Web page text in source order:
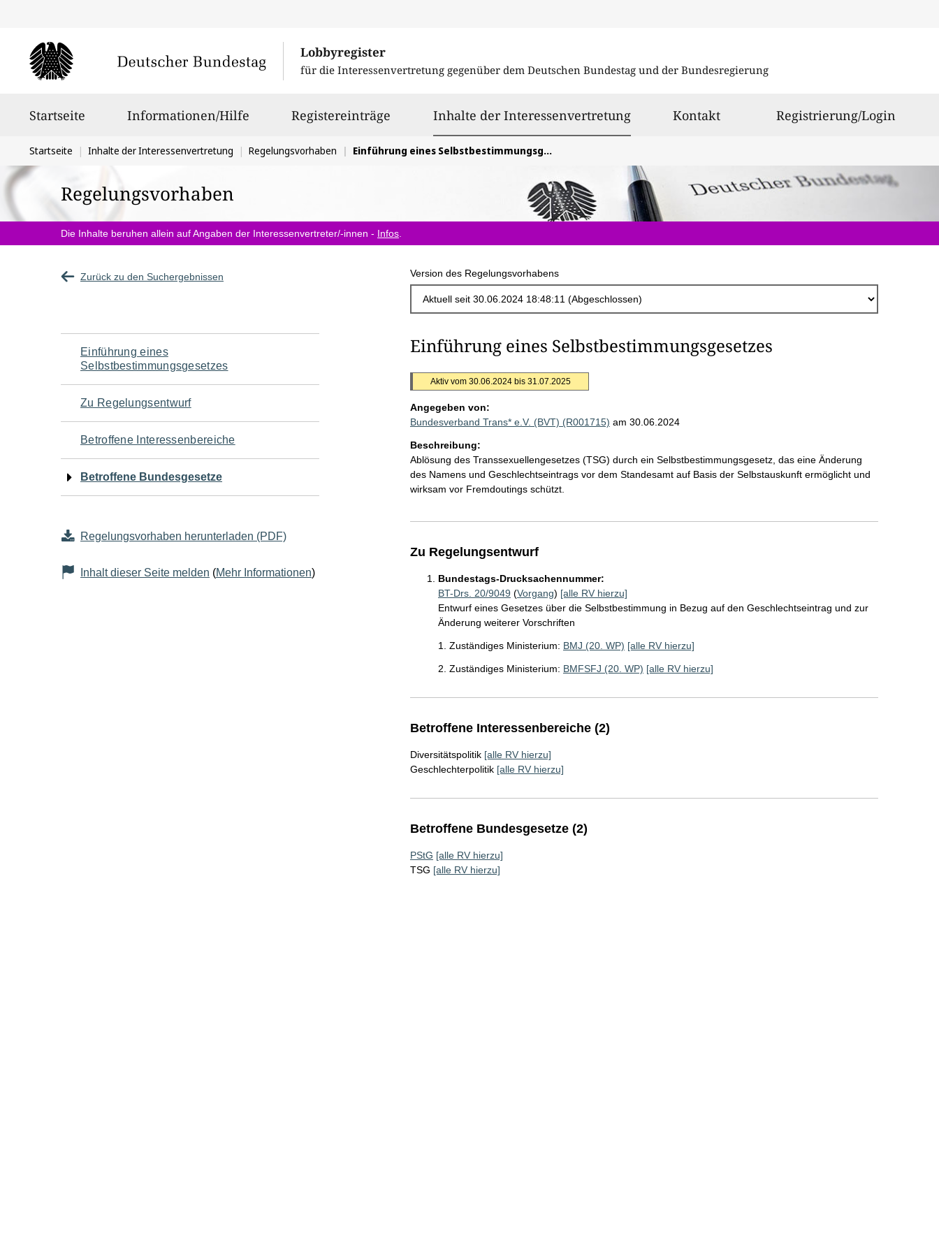
Lobbyregister
für die Interessenvertretung gegenüber dem Deutschen Bundestag und der Bundesregierung
Startseite Informationen/Hilfe Registereinträge Inhalte der Interessenvertretungausgewählt
Kontakt Registrierung/Login
Sie
befinden
sich
hier:
Startseite Inhalte der Interessenvertretung Regelungsvorhaben Einführung eines Selbstbestimmungsgesetzes
Regelungsvorhaben
Die Inhalte beruhen allein auf Angaben der Interessenvertreter/-innen - Infos
Zurück zu den Suchergebnissen Version des Regelungsvorhabens
Navigation
für
den
Seiteninhalt
Einführung eines
Selbstbestimmungsgesetzes
Zu Regelungsentwurf
Betroffene Interessenbereiche
Betroffene Bundesgesetze
Regelungsvorhaben herunterladen (PDF)
Inhalt dieser Seite melden (Mehr Informationen)
Einführung eines Selbstbestimmungsgesetzes
Aktiv vom 30.06.2024 bis 31.07.2025
Angegeben von:
Bundesverband Trans* e.V. (BVT) (R001715) am 30.06.2024
Beschreibung:
Ablösung des Transsexuellengesetzes (TSG) durch ein Selbstbestimmungsgesetz, das eine Änderung
des Namens und Geschlechtseintrags vor dem Standesamt auf Basis der Selbstauskunft ermöglicht und
wirksam vor Fremdoutings schützt.
Zu Regelungsentwurf
Bundestags-Drucksachennummer:
BT-Drs. 20/9049 (Vorgang) [alle RV hierzu]
Entwurf eines Gesetzes über die Selbstbestimmung in Bezug auf den Geschlechtseintrag und zur
Änderung weiterer Vorschriften
1. Zuständiges Ministerium: BMJ (20. WP) [alle RV hierzu]
2. Zuständiges Ministerium: BMFSFJ (20. WP) [alle RV hierzu]
Betroffene Interessenbereiche (2)
Diversitätspolitik [alle RV hierzu]
Geschlechterpolitik [alle RV hierzu]
Betroffene Bundesgesetze (2)
PStG [alle RV hierzu]
TSG [alle RV hierzu]